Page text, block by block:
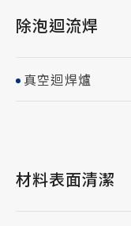
除泡迴流焊
真空迴焊爐
材料表面清潔